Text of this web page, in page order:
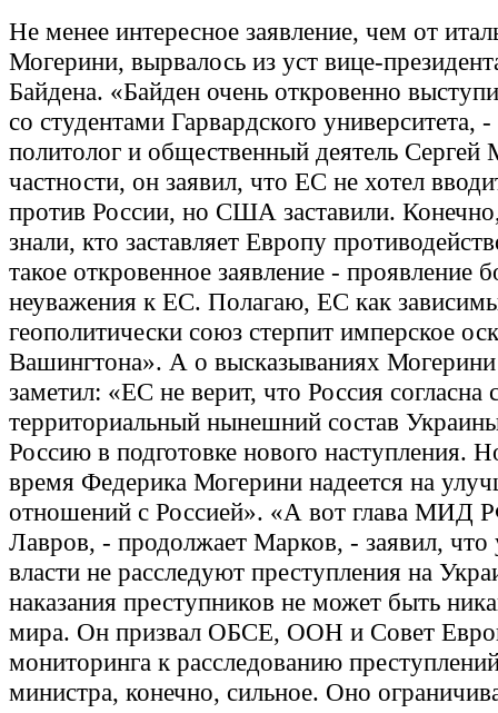
Не менее интересное заявление, чем от
Могерини, вырвалось из уст вице-
Байдена. «Байден очень откровенно
со студентами Гарвардского университета,
политолог и общественный деятель
частности, он заявил, что ЕС не хотел
против России, но США заставили.
знали, кто заставляет Европу
такое откровенное заявление - проявление
неуважения к ЕС. Полагаю, ЕС как
геополитически союз стерпит имперское
Вашингтона». А о высказываниях
заметил: «ЕС не верит, что Россия согласна
территориальный нынешний состав
Россию в подготовке нового наступления.
время Федерика Могерини надеется на
отношений с Россией». «А вот глава МИД
Лавров, - продолжает Марков, - заявил, что
власти не расследуют преступления на
наказания преступников не может быть
мира. Он призвал ОБСЕ, ООН и Совет
мониторинга к расследованию
министра, конечно, сильное. Оно